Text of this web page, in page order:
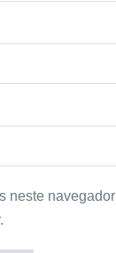
neste